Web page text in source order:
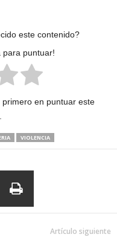
este contenido?
para puntuar!
primero en puntuar este
VIOLENCIA
Artículo siguiente